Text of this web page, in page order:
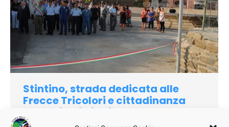
Stintino, strada dedicata alle
Frecce Tricolori e cittadinanza
onoraria ai piloti